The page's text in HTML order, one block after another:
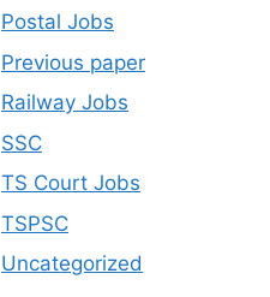
Postal Jobs
Previous paper
Railway Jobs
SSC
TS Court Jobs
TSPSC
Uncategorized